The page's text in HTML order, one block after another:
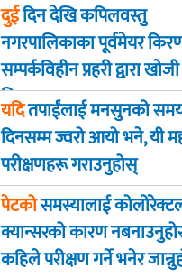
दुईदिन देखि कपिलवस्तु
नगरपालिकाका पूर्वमेयर
सम्पर्कविहीन प्रहरी द्वारा
तिब्रता
यदितपाईंलाई मनसुनको
दिनसम्म ज्वरो आयो भने, यी
परीक्षणहरू गराउनुहोस्
पेटकोसमस्यालाई
क्यान्सरको कारण
कहिले परीक्षण गर्ने भनेर